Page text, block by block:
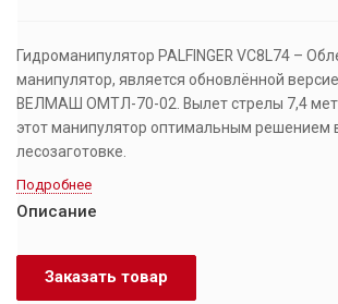
Гидроманипулятор PALFINGER VC8L74 –
манипулятор, является обновлённой
ВЕЛМАШ ОМТЛ-70-02. Вылет стрелы 7,4
этот манипулятор оптимальным решением
лесозаготовке.
Подробнее
Описание
Заказать товар